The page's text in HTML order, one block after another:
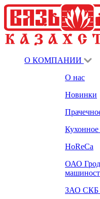
О КОМПАНИИ
О нас
Новинки
Кухонное
HoReCa
ОАО
ЗАО СКБ